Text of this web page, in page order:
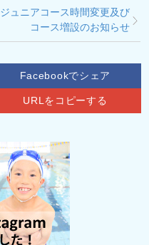
ジュニアコース時間変更及び
コース増設のお知らせ
Facebookでシェア
URLをコピーする